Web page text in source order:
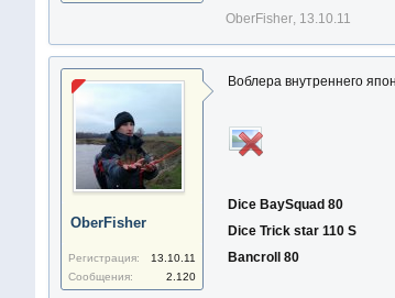
OberFisher, 13.10.11
OberFisher
Регистрация:
13.10.11
Сообщения:
2.120
Воблера внутреннего
Dice BaySquad 80
Dice Trick star 110 S
Bancroll 80